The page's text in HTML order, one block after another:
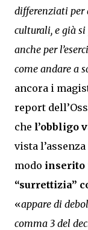
differenziati per
culturali, e già
anche per
come andare a
ancora i
report
che l’obbligo
vista
modo inserito
“surrettizia”
«appare di
comma 3 del